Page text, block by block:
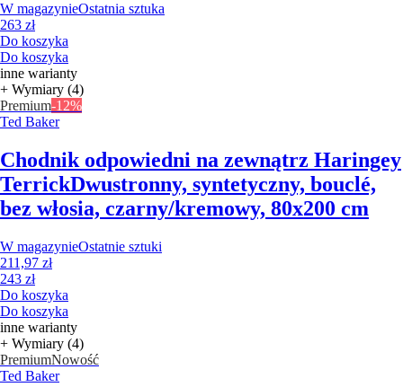
W magazynieOstatnia sztuka
263 zł
Do koszyka
Do koszyka
inne warianty
+ Wymiary (4)
Premium-12%
Ted Baker
Chodnik odpowiedni na zewnątrz Haringey
TerrickDwustronny, syntetyczny, bouclé,
bez włosia, czarny/kremowy, 80x200 cm
W magazynieOstatnie sztuki
211,97 zł
243 zł
Do koszyka
Do koszyka
inne warianty
+ Wymiary (4)
PremiumNowość
Ted Baker